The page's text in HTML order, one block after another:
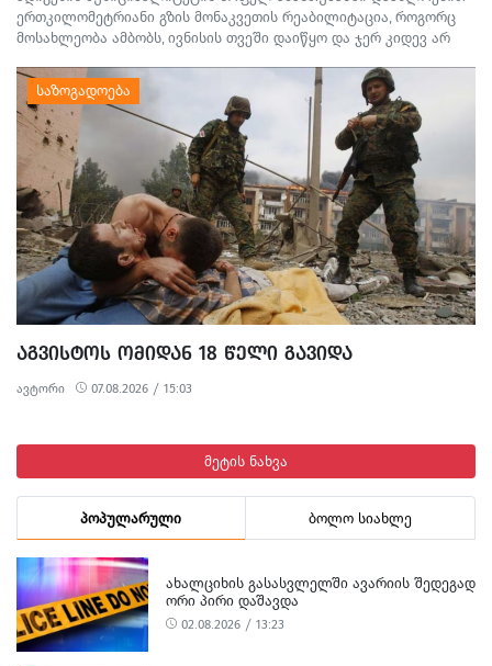
ერთკილომეტრიანი გზის მონაკვეთის რეაბილიტაცია, როგორც
მოსახლეობა ამბობს, ივნისის თვეში დაიწყო და ჯერ კიდევ არ
მტვერი, მოუწესრიგებელი სანიაღვრე არხები ადგილობრივების
ყოველდღიურ ცხოვრებასა და ტურისტულ სეზონს პრობლემებს
უქმნის.
ᲐᲒᲕᲘᲡᲢᲝᲡ ᲝᲛᲘᲓᲐᲜ 18 ᲬᲔᲚᲘ ᲒᲐᲕᲘᲓᲐ
ავტორი 07.08.2026 / 15:03
მეტის ნახვა
პოპულარული ბოლო სიახლე
ᲐᲮᲐᲚᲪᲘᲮᲘᲡ ᲒᲐᲡᲐᲡᲕᲚᲔᲚᲨᲘ ᲐᲕᲐᲠᲘᲘᲡ ᲨᲔᲓᲔᲒᲐᲓ
ᲝᲠᲘ ᲞᲘᲠᲘ ᲓᲐᲨᲐᲕᲓᲐ
02.08.2026 / 13:23